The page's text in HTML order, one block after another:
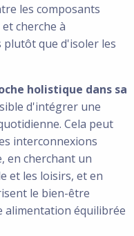
les composants
cherche à
que d'isoler les
holistique dans sa
d'intégrer une
Cela peut
interconnexions
en cherchant un
et les loisirs, et en
le bien-être
alimentation équilibrée